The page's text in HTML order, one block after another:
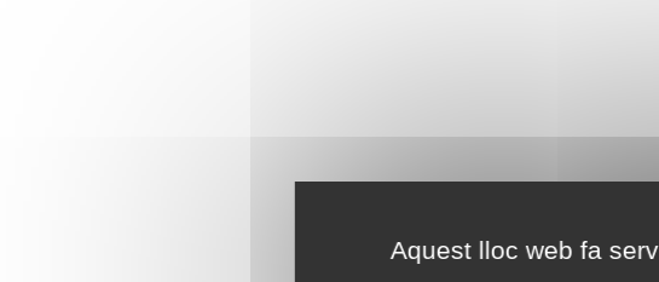
Aquest lloc web fa